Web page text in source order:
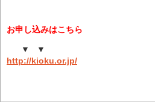
お申し込みはこちら
▼ ▼
http://kioku.or.jp/